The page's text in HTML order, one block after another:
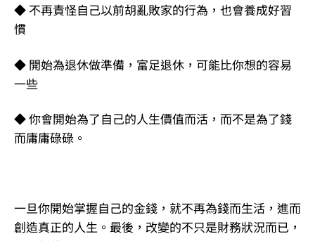
◆ 不再責怪自己以前胡亂敗家的行為，也會養成好習
慣
◆ 開始為退休做準備，富足退休，可能比你想的容易
一些
◆ 你會開始為了自己的人生價值而活，而不是為了錢
而庸庸碌碌。
一旦你開始掌握自己的金錢，就不再為錢而生活，進而
創造真正的人生。最後，改變的不只是財務狀況而已，